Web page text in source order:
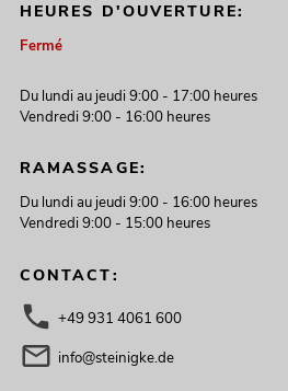
HEURES D'OUVERTURE:
Fermé
Du lundi au jeudi 9:00 - 17:00 heures
Vendredi 9:00 - 16:00 heures
RAMASSAGE:
Du lundi au jeudi 9:00 - 16:00 heures
Vendredi 9:00 - 15:00 heures
CONTACT:
+49 931 4061 600
info@steinigke.de